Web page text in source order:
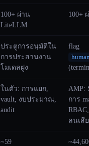
100+ ผ่าน
LiteLLM
100+
ประตูการอนุมัติใน
การประสานงาน
โมเดลฝูง
flag
ในตัว: การแยก,
vault, งบประมาณ,
audit
AMP:
การ
ลนเสี
~59